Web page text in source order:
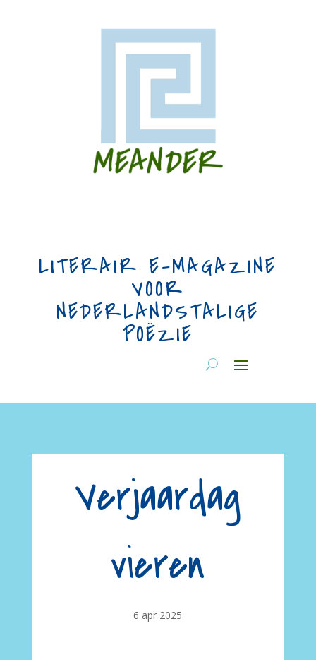
LITERAIR E-MAGAZINE
VOOR
NEDERLANDSTALIGE
POËZIE
Verjaardag
vieren
6 apr 2025